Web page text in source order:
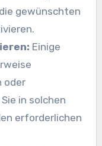
gewünschten
Einige
oder
in solchen
erforderlichen